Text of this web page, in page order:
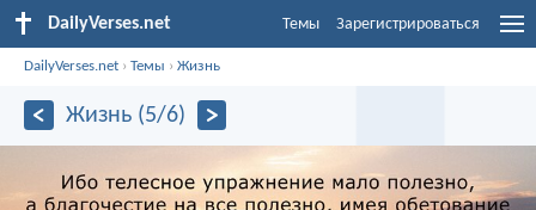
DailyVerses.net Темы Зарегистрироваться
DailyVerses.net ›Темы ›Жизнь
Жизнь (5/6)